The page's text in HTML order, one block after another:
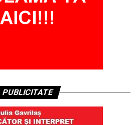
PUBLICITATE